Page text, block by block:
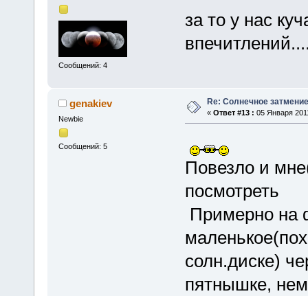
Сообщений: 4
за то у нас
genakiev
Newbie
Сообщений: 5
Re: Солнечное
« Ответ #13 : 05 Января
Повезло и
посмотреть
Примерно на
солн.диске)
пятнышке,